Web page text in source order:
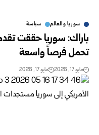
سوريا والعالم سياسة
باراك: سوريا حققت
تحمل فرصاً واسعة
مايو 17, 2026 مايو 17, 2026